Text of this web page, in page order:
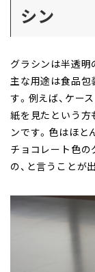
シン
グラシンは半透明
主な用途は食品包
す。例えば、ケー
紙を見たという方
ンです。色はほと
チョコレート色の
の、と言うことが